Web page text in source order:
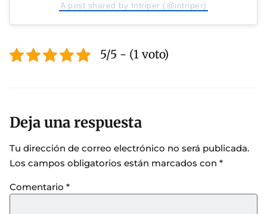
A post shared by Intriper (@intriper)
5/5 - (1 voto)
Deja una respuesta
Tu dirección de correo electrónico no será publicada.
Los campos obligatorios están marcados con *
Comentario *